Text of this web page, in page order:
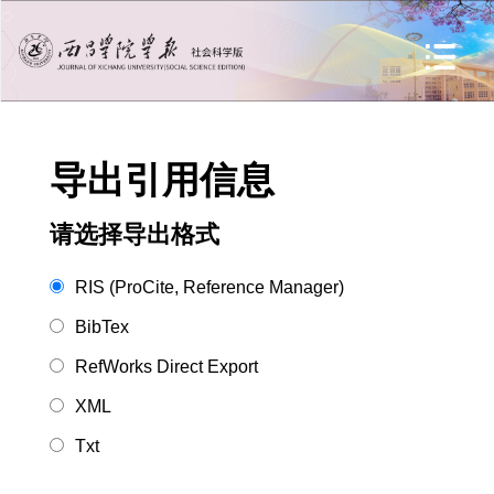
导出引用信息
请选择导出格式
RIS (ProCite, Reference Manager)
BibTex
RefWorks Direct Export
XML
Txt